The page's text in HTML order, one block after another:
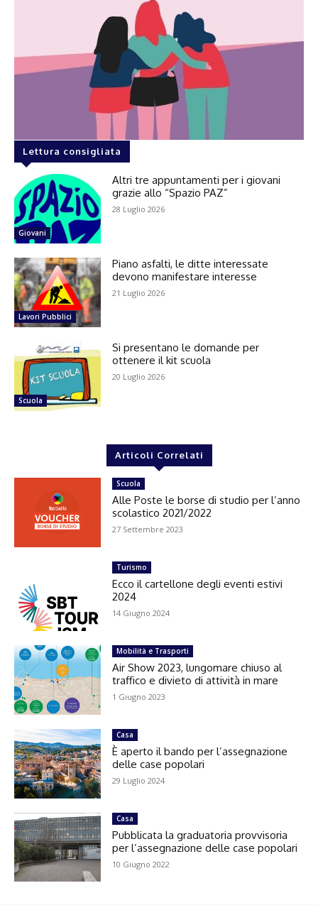
Lettura consigliata
Giovani
Altri tre appuntamenti per i giovani
grazie allo “Spazio PAZ”
28 Luglio 2026
Lavori Pubblici
Piano asfalti, le ditte interessate
devono manifestare interesse
21 Luglio 2026
Scuola
Si presentano le domande per
ottenere il kit scuola
20 Luglio 2026
Articoli Correlati
Scuola
Alle Poste le borse di studio per l’anno
scolastico 2021/2022
27 Settembre 2023
Turismo
Ecco il cartellone degli eventi estivi
2024
14 Giugno 2024
Mobilità e Trasporti
Air Show 2023, lungomare chiuso al
traffico e divieto di attività in mare
1 Giugno 2023
Casa
È aperto il bando per l’assegnazione
delle case popolari
29 Luglio 2024
Casa
Pubblicata la graduatoria provvisoria
per l’assegnazione delle case popolari
10 Giugno 2022